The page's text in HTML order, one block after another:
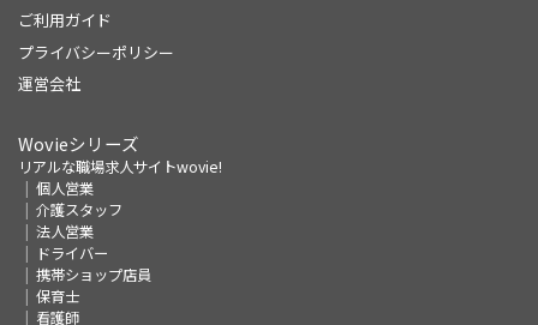
ご利用ガイド
プライバシーポリシー
運営会社
Wovieシリーズ
リアルな職場求人サイトwovie!
個人営業
介護スタッフ
法人営業
ドライバー
携帯ショップ店員
保育士
看護師